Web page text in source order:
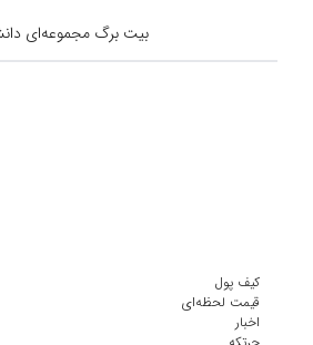
بیت برگ مجموعه‌ای دانش بنیان
کیف پول
قیمت لحظه‌ای
اخبار